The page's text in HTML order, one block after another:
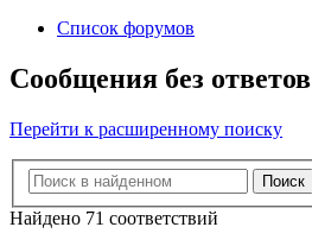
Список форумов
Сообщения без ответов
Перейти к расширенному поиску
Поиск
Найдено 71 соответствий